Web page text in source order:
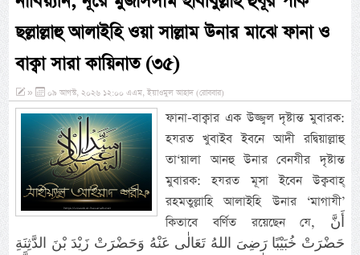
ছল্লাল্লাহু আলাইহি ওয়া সাল্লাম উনার মাঝে ফানা ও
বাক্বা সারা কায়িনাত (৩৫)
» ০৯ আগস্ট, ২০২৬ ১২:০০ এএম, ইয়াওমুল আহাদ (রোববার)
ফানা-বাক্বার এক উজ্জ্বল দৃষ্টান্ত মুবারক:
হযরত খুবাইব ইবনে আদী রদ্বিয়াল্লাহু
তা‘য়ালা আনহু উনার বেনযীর দৃষ্টান্ত
মুবারক: হযরত মূসা ইব‌েন উক্ববাহ্
রহমতুল্লাহি আলাইহি উনার ‘মাগাযী’
কিতাবে বর্ণিত রয়েছেন যে, أَنَّ
حَضْرَتْ خُبَيْبًا رَضِىَ اللهُ تَعَالٰى عَنْهُ وَحَضْرَتْ زَيْدَ بْنَ الدَّثِنَةِ